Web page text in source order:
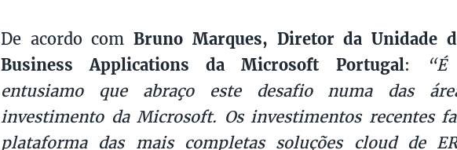
De acordo comBruno Marques, Diretor da Unidade
Business Applications da Microsoft Portugal:
entusiamo que abraço este desafio numa das
investimento da Microsoft. Os investimentos recentes
plataforma das mais completas soluções cloud de